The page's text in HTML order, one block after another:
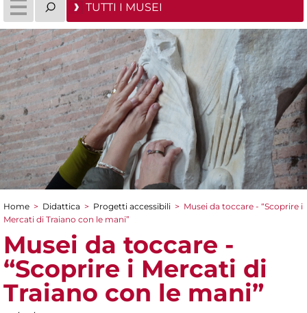
TUTTI I MUSEI
Tu sei qui
Home > Didattica > Progetti accessibili > Musei da toccare - “Scoprire i
Mercati di Traiano con le mani”
Musei da toccare -
“Scoprire i Mercati di
Traiano con le mani”